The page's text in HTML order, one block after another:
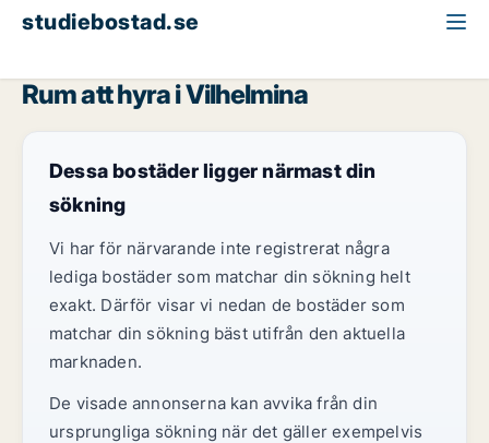
studiebostad.se
Rum att hyra i Vilhelmina
Dessa bostäder ligger närmast din
sökning
Vi har för närvarande inte registrerat några
lediga bostäder som matchar din sökning helt
exakt. Därför visar vi nedan de bostäder som
matchar din sökning bäst utifrån den aktuella
marknaden.
De visade annonserna kan avvika från din
ursprungliga sökning när det gäller exempelvis